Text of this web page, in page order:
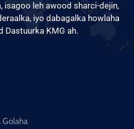
isagoo leh awood sharci-dejin,
iyo dabagalka howlaha
Dastuurka KMG ah.
Golaha